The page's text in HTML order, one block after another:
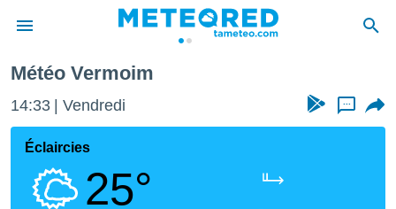
de
Météo Vermoim
14:33 Vendredi ...
Éclaircies
25°